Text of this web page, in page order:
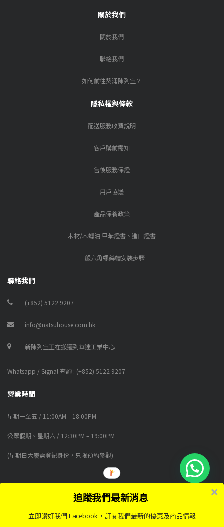
關於我們
關於我們
聯絡我們
如何前往葵涌陳列室？
隱私權與條款
配送服務收費說明
客戶購前需知
售後服務保證
用戶協議
產品保養政策
木材/木蠟油 甲苯證書、進口證書
一般六角螺絲帽安裝步驟
聯絡我們
(+852) 5122 9207
info@natsuhouse.com.hk
新陳列室正在搬遷到華達工業中心
Whatsapp / Signal 查詢 : (+852) 5122 9207
營業時間
星期一至五 / 11:00AM – 18:00PM
公眾假期、星期六 / 12:30PM – 19:00PM
(星期日大廈需登記身份，只限預約參觀)
© 2018-2026 NATSUHOUSE FURNITURE LIMITED (公司註冊編號 CR No.
2968320) 版權所有
追蹤我們最新消息
立即讚好我們 Facebook，訂閱我們最新的優惠及商品情報